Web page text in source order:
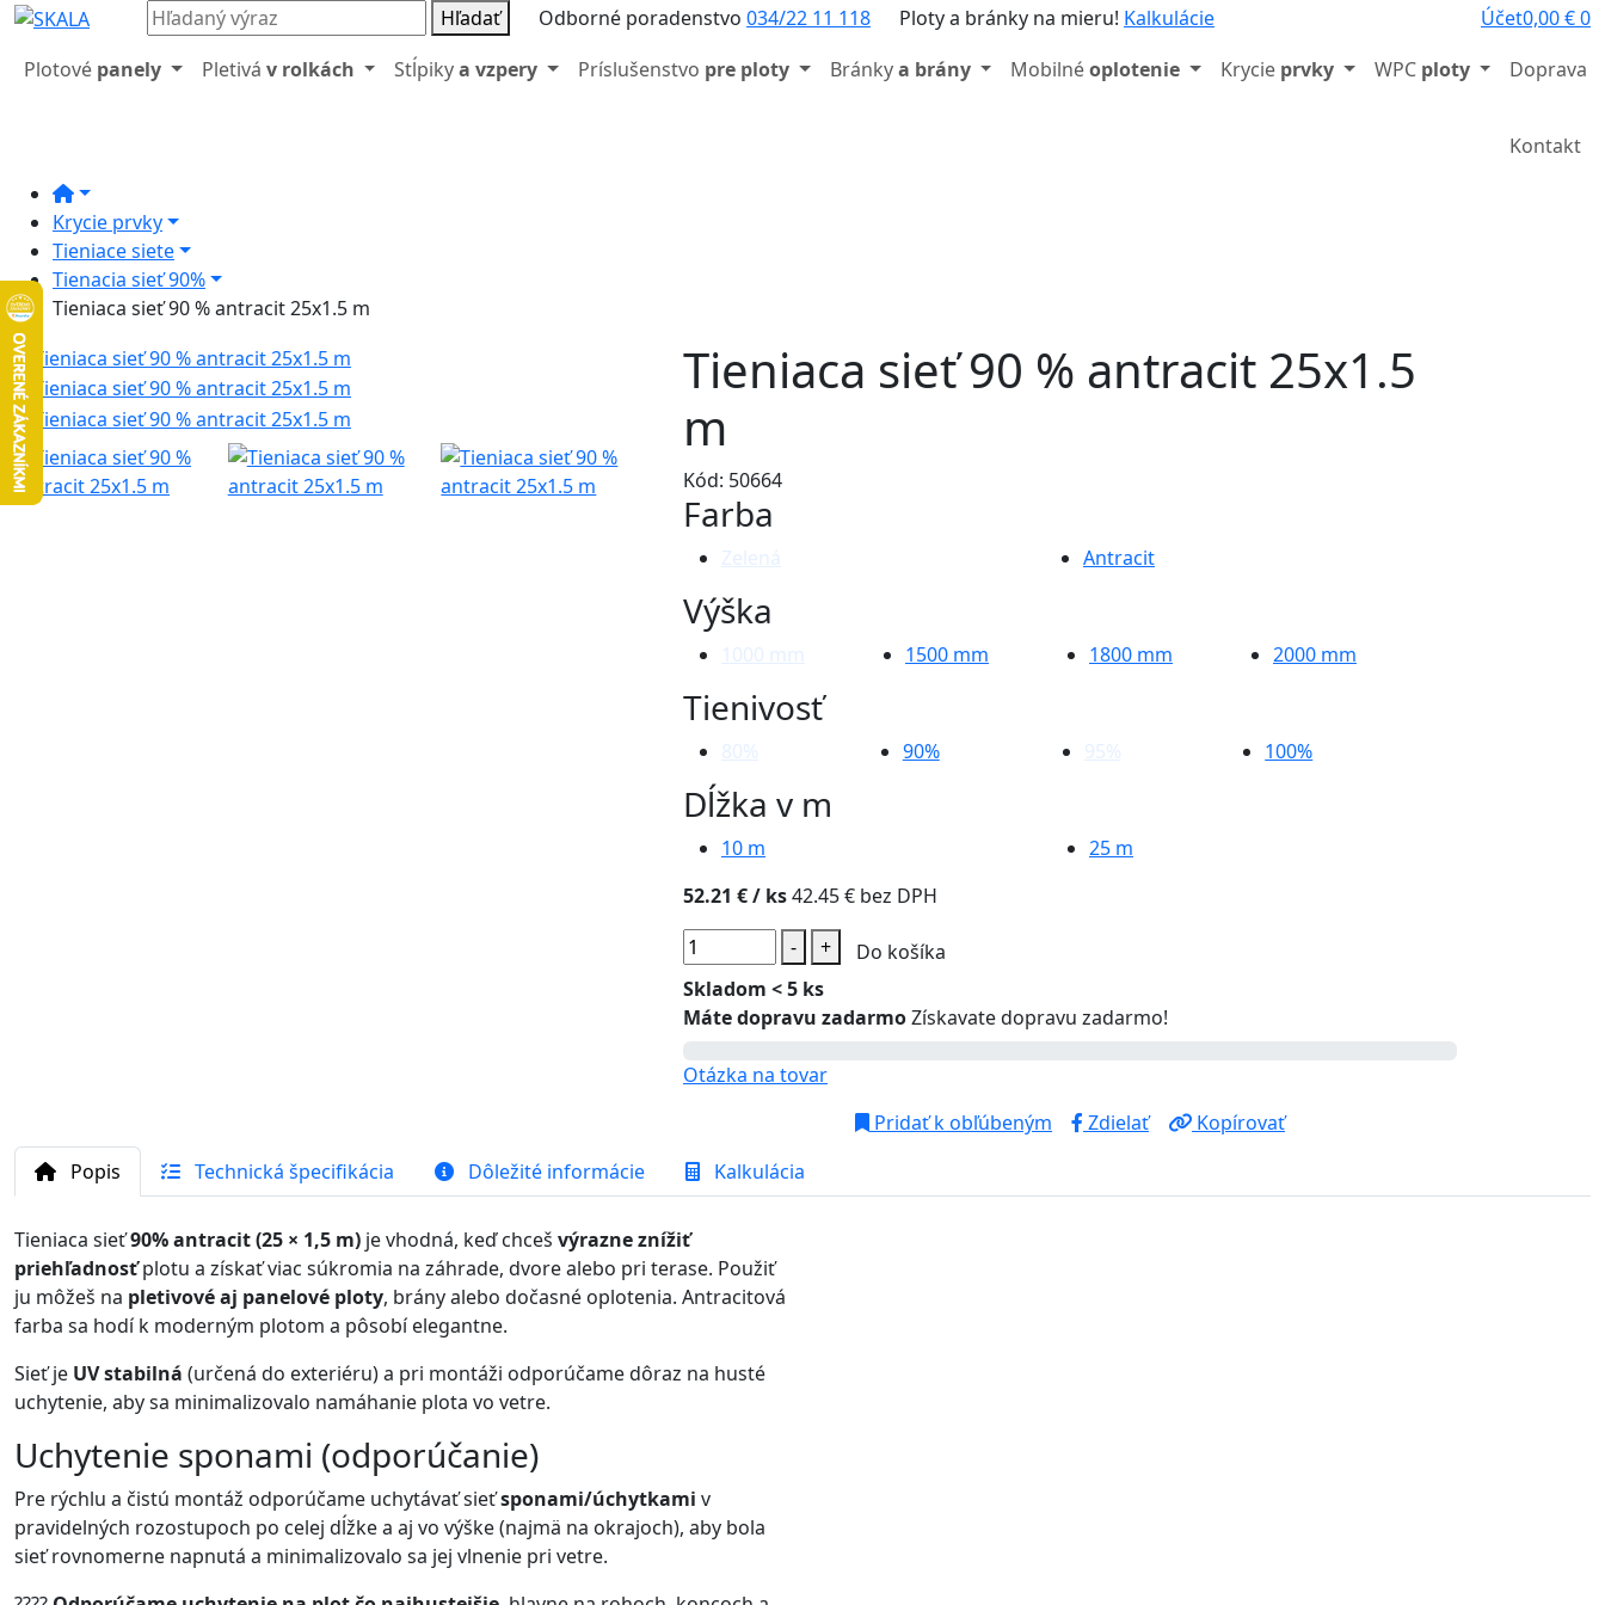
Hľadať Odborné poradenstvo 034/22 11 118 Ploty a bránky na mieru! Kalkulácie Účet0,00€0
Plotové panely Pletivá v rolkách Stĺpikya vzpery Príslušenstvo pre ploty Bránkya brány Mobilnéoplotenie Krycie prvky WPC ploty
Doprava
Kontakt
Krycie prvky
Tieniace siete
Tienacia sieť 90%
Tieniaca sieť 90 % antracit 25x1.5 m
Tieniaca sieť 90 % antracit 25x1.5
m
Kód: 50664
Farba
Zelená Antracit
Výška
1000 mm 1500 mm 1800 mm 2000 mm
Tienivosť
80% 90% 95% 100%
Dĺžka v m
10 m 25 m
52.21 €/ ks42.45 € bez DPH
-
+
Do košíka
Skladom < 5 ks
Máte dopravu zadarmoZískavate dopravu zadarmo!
Otázka na tovar
Pridať k obľúbeným
Zdielať
Kopírovať
Popis
Technická špecifikácia Dôležité informácie Kalkulácia
Tieniaca sieť90% antracit (25 × 1,5 m) je vhodná, keď chceš výrazne znížiť
priehľadnosťplotu a získať viac súkromia na záhrade, dvore alebo pri terase. Použiť
ju môžeš na pletivové aj panelové ploty, brány alebo dočasné oplotenia. Antracitová
farba sa hodí k moderným plotom a pôsobí elegantne.
Sieť je UV stabilná (určená do exteriéru) a pri montáži odporúčame dôraz na husté
uchytenie, aby sa minimalizovalo namáhanie plota vo vetre.
Uchytenie sponami (odporúčanie)
Pre rýchlu a čistú montáž odporúčame uchytávať sieťsponami/úchytkami v
pravidelných rozostupoch po celej dĺžke a aj vo výške (najmä na okrajoch), aby bola
sieť rovnomerne napnutá a minimalizovalo sa jej vlnenie pri vetre.